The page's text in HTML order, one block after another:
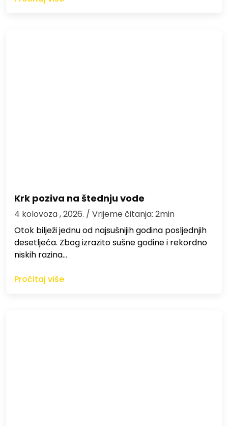
Krk poziva na štednju vode
4 kolovoza , 2026. / Vrijeme čitanja: 2min
Otok bilježi jednu od najsušnijih godina posljednjih
desetljeća. Zbog izrazito sušne godine i rekordno
niskih razina…
Pročitaj više